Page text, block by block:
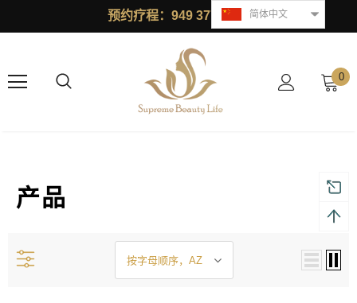
预约疗程：949 377 1868
0
产品
按字母顺序，AZ
简体中文